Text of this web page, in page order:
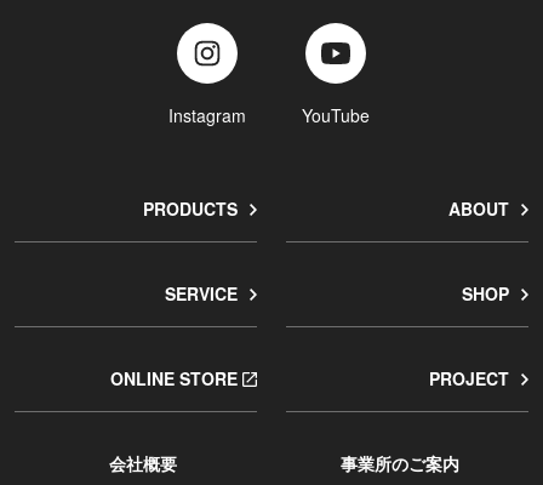
Instagram YouTube
PRODUCTS ABOUT
SERVICE SHOP
ONLINE STORE PROJECT
会社概要 事業所のご案内